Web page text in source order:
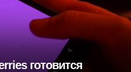
готовится